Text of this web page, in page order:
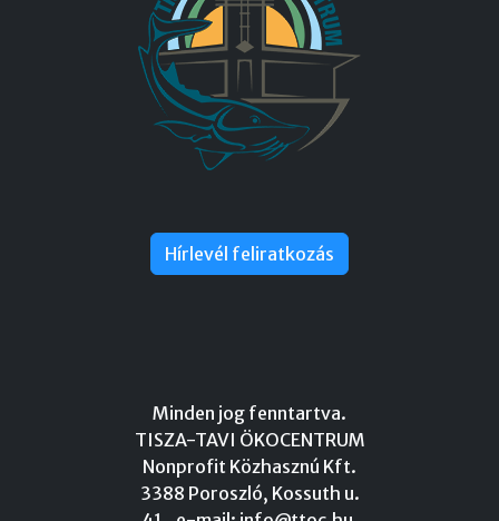
Hírlevél feliratkozás
Minden jog fenntartva.
TISZA-TAVI ÖKOCENTRUM
Nonprofit Közhasznú Kft.
3388 Poroszló, Kossuth u.